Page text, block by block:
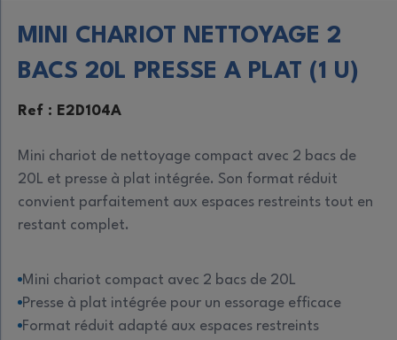
MINI CHARIOT NETTOYAGE 2
BACS 20L PRESSE A PLAT (1 U)
Ref : E2D104A
Mini chariot de nettoyage compact avec 2 bacs de
20L et presse à plat intégrée. Son format réduit
convient parfaitement aux espaces restreints tout en
restant complet.
Mini chariot compact avec 2 bacs de 20L
Presse à plat intégrée pour un essorage efficace
Format réduit adapté aux espaces restreints